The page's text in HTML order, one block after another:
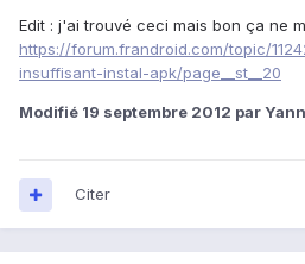
Edit : j'ai trouvé ceci mais bon ça ne
https://forum.frandroid.com/topic/
insuffisant-instal-apk/page__st__20
Modifié 19 septembre 2012 par
Citer